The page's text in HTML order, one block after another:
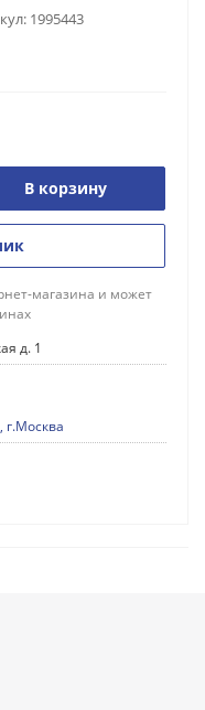
1995443
В корзину
магазина и может
д. 1
г.Москва